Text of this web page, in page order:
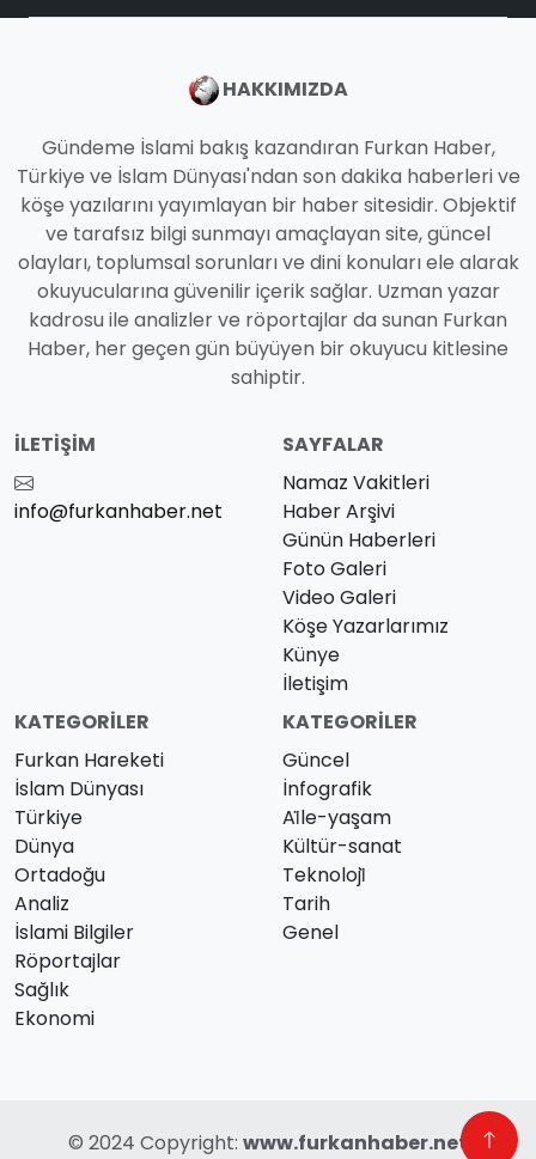
HAKKIMIZDA
Gündeme İslami bakış kazandıran Furkan Haber,
Türkiye ve İslam Dünyası'ndan son dakika haberleri ve
köşe yazılarını yayımlayan bir haber sitesidir. Objektif
ve tarafsız bilgi sunmayı amaçlayan site, güncel
olayları, toplumsal sorunları ve dini konuları ele alarak
okuyucularına güvenilir içerik sağlar. Uzman yazar
kadrosu ile analizler ve röportajlar da sunan Furkan
Haber, her geçen gün büyüyen bir okuyucu kitlesine
sahiptir.
İLETIŞIM
info@furkanhaber.net
SAYFALAR
Namaz Vakitleri
Haber Arşivi
Günün Haberleri
Foto Galeri
Video Galeri
Köşe Yazarlarımız
Künye
İletişim
KATEGORILER
Furkan Hareketi
İslam Dünyası
Türkiye
Dünya
Ortadoğu
Analiz
İslami Bilgiler
Röportajlar
Sağlık
Ekonomi
KATEGORILER
Güncel
İnfografik
Ai̇le-yaşam
Kültür-sanat
Teknoloji̇
Tarih
Genel
© 2024 Copyright: www.furkanhaber.net